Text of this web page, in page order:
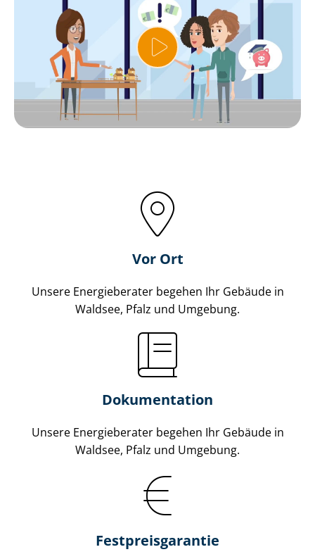
Vor Ort
Unsere Energieberater begehen Ihr Gebäude in
Waldsee, Pfalz und Umgebung.
Dokumentation
Unsere Energieberater begehen Ihr Gebäude in
Waldsee, Pfalz und Umgebung.
Fest­preis­ga­ran­tie